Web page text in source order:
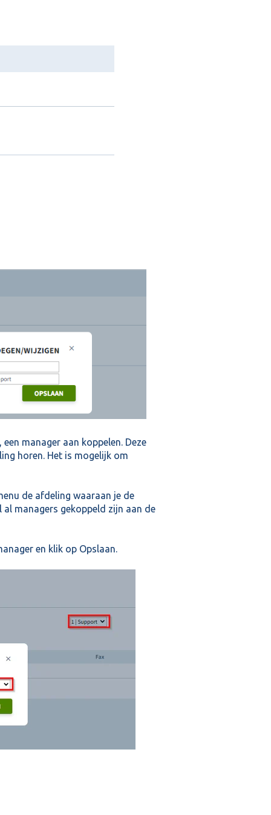
manager aan koppelen. Deze
horen. Het is mogelijk om
de afdeling waaraan je de
managers gekoppeld zijn aan de
en klik op Opslaan.